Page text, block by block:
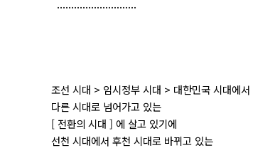
............................
조선 시대 > 임시정부 시대 > 대한민국 시대에서
다른 시대로 넘어가고 있는
[ 전환의 시대 ] 에 살고 있기에
선천 시대에서 후천 시대로 바뀌고 있는